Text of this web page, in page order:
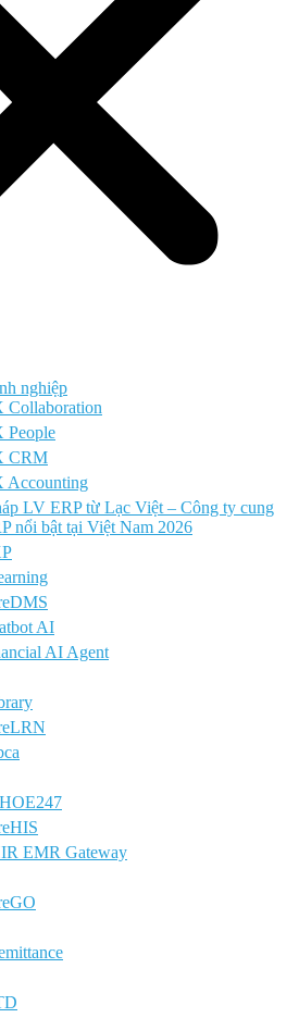
nghiệp
Collaboration
People
CRM
Accounting
LV ERP từ Lạc Việt – Công ty cung
nổi bật tại Việt Nam 2026
AI
AI Agent
EMR Gateway